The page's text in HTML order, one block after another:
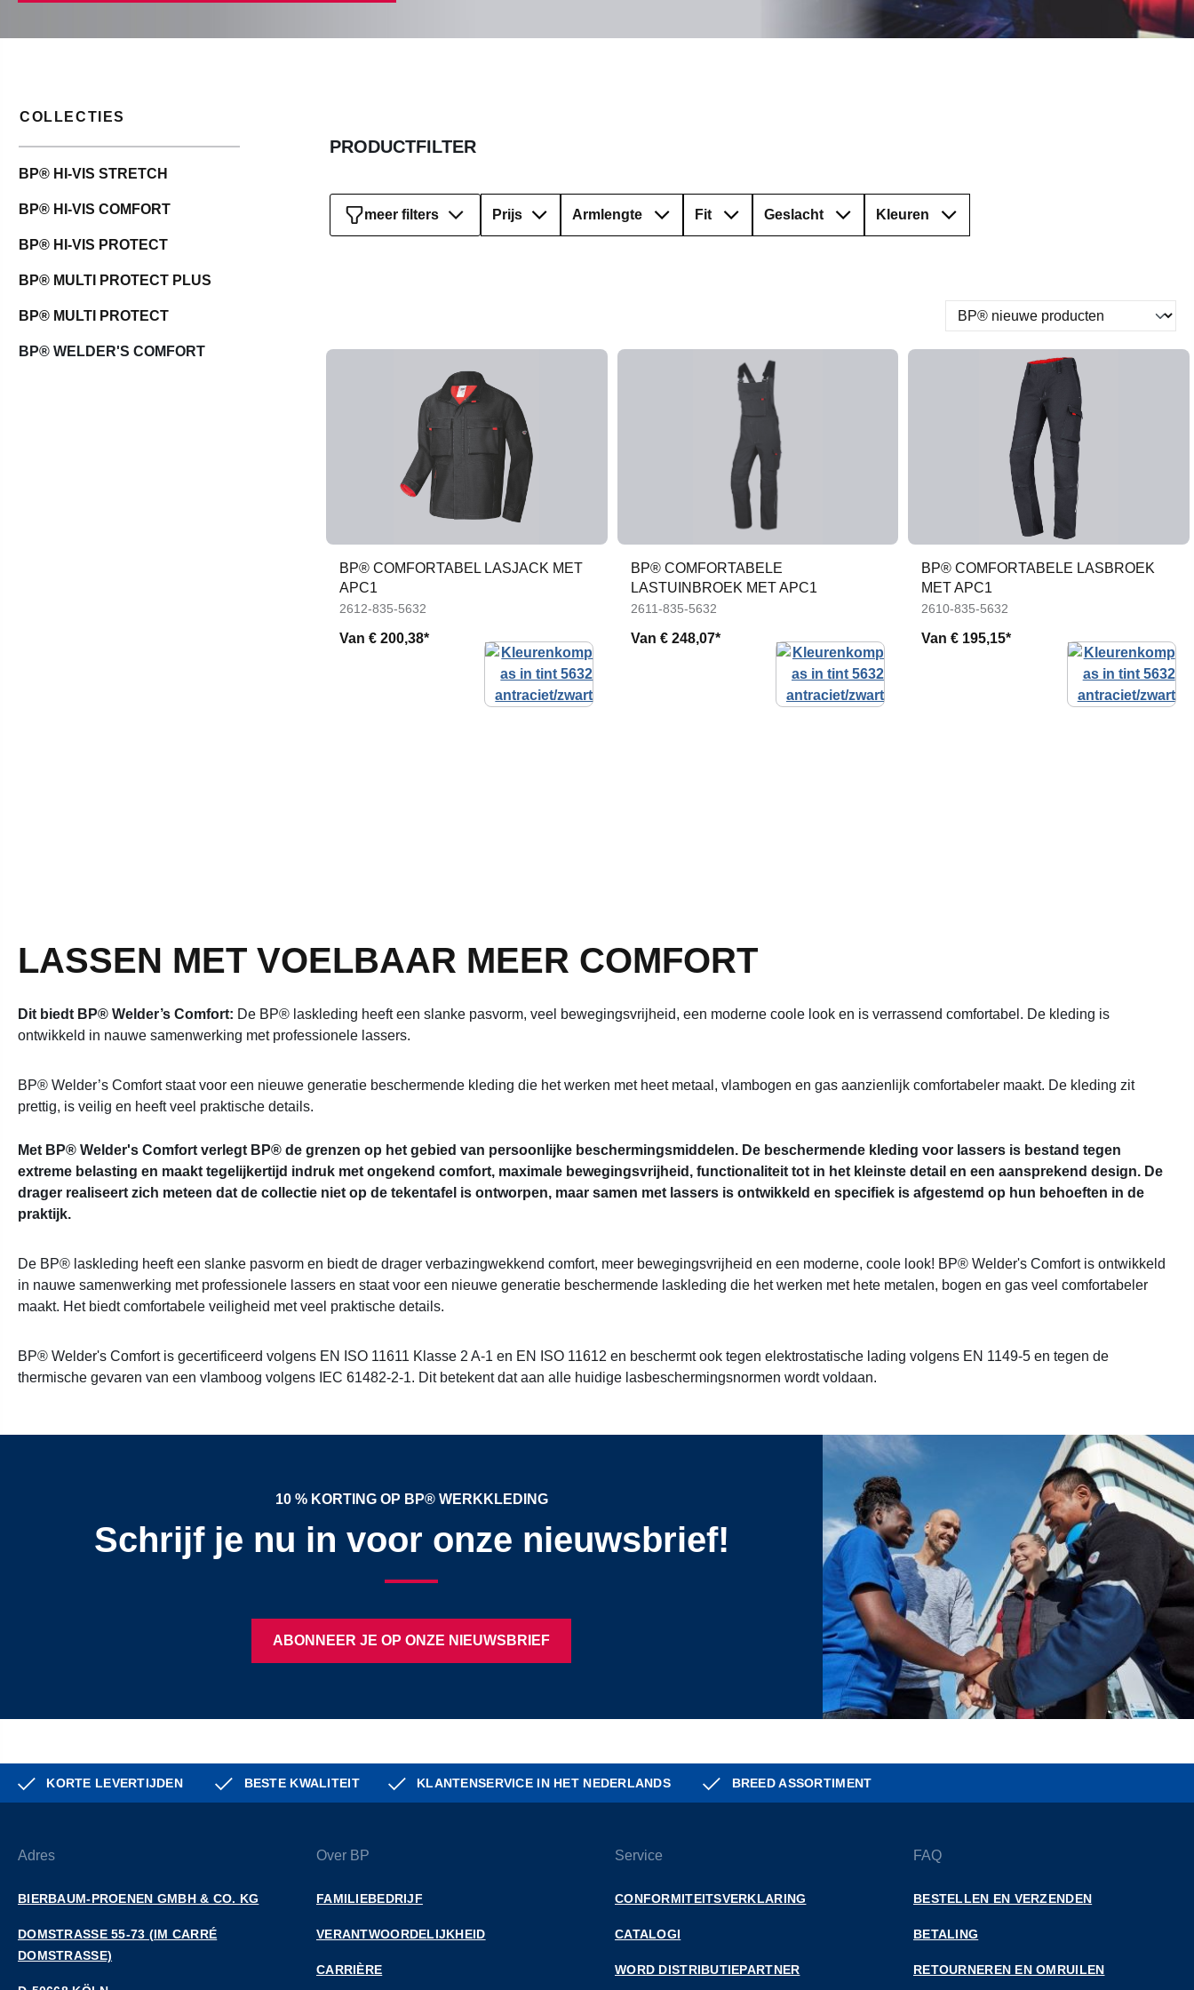
COLLECTIES
BP® HI-VIS STRETCH
BP® HI-VIS COMFORT
BP® HI-VIS PROTECT
BP® MULTI PROTECT PLUS
BP® MULTI PROTECT
BP® WELDER'S COMFORT
PRODUCTFILTER
Prijs Armlengte Fit Geslacht Kleuren
meer filters
BP® COMFORTABEL LASJACK MET
APC1
2612-835-5632
Van € 200,38*
BP® COMFORTABELE
LASTUINBROEK MET APC1
2611-835-5632
Van € 248,07*
BP® COMFORTABELE LASBROEK
MET APC1
2610-835-5632
Van€ 195,15*
LASSEN MET VOELBAAR MEER COMFORT
Dit biedt BP® Welder’s Comfort: De BP® laskleding heeft een slanke pasvorm, veel bewegingsvrijheid, een moderne coole look en is verrassend comfortabel. De kleding is
ontwikkeld in nauwe samenwerking met professionele lassers.
BP® Welder’s Comfort staat voor een nieuwe generatie beschermende kleding die het werken met heet metaal, vlambogen en gas aanzienlijk comfortabeler maakt. De kleding zit
prettig, is veilig en heeft veel praktische details.
Met BP® Welder's Comfort verlegt BP® de grenzen op het gebied van persoonlijke beschermingsmiddelen. De beschermende kleding voor lassers is bestand tegen
extreme belasting en maakt tegelijkertijd indruk met ongekend comfort, maximale bewegingsvrijheid, functionaliteit tot in het kleinste detail en een aansprekend design. De
drager realiseert zich meteen dat de collectie niet op de tekentafel is ontworpen, maar samen met lassers is ontwikkeld en specifiek is afgestemd op hun behoeften in de
praktijk.
De BP® laskleding heeft een slanke pasvorm en biedt de drager verbazingwekkend comfort, meer bewegingsvrijheid en een moderne, coole look! BP® Welder's Comfort is ontwikkeld
in nauwe samenwerking met professionele lassers en staat voor een nieuwe generatie beschermende laskleding die het werken met hete metalen, bogen en gas veel comfortabeler
maakt. Het biedt comfortabele veiligheid met veel praktische details.
BP® Welder's Comfort is gecertificeerd volgens EN ISO 11611 Klasse 2 A-1 en EN ISO 11612 en beschermt ook tegen elektrostatische lading volgens EN 1149-5 en tegen de
thermische gevaren van een vlamboog volgens IEC 61482-2-1. Dit betekent dat aan alle huidige lasbeschermingsnormen wordt voldaan.
10 % KORTING OP BP® WERKKLEDING
Schrijf je nu in voor onze nieuwsbrief!
ABONNEER JE OP ONZE NIEUWSBRIEF
KORTE LEVERTIJDEN BESTE KWALITEIT KLANTENSERVICE IN HET NEDERLANDS BREED ASSORTIMENT
Adres
BIERBAUM-PROENEN GMBH & CO. KG
DOMSTRASSE 55-73 (IM CARRÉ D
OMSTRASSE)
Over BP
FAMILIEBEDRIJF
VERANTWOORDELIJKHEID
CARRIÈRE
Service
CONFORMITEITSVERKLARING
CATALOGI
WORD DISTRIBUTIEPARTNER
FAQ
BESTELLEN EN VERZENDEN
BETALING
RETOURNEREN EN OMRUILEN